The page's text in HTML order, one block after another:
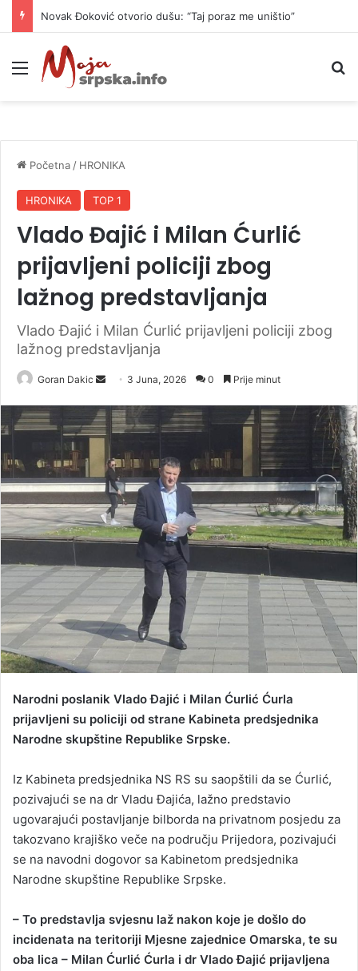
Novak Đoković otvorio dušu: “Taj poraz me uništio”
Meni
Početna / HRONIKA
HRONIKA TOP 1
Vlado Đajić i Milan Ćurlić
prijavljeni policiji zbog
lažnog predstavljanja
Vlado Đajić i Milan Ćurlić prijavljeni policiji zbog
lažnog predstavljanja
Goran Dakic
d
a
n
e
m
a
l
3 Juna, 2026 0 Prije minut
Narodni poslanik Vlado Đajić i Milan Ćurlić Ćurla
prijavljeni su policiji od strane Kabineta predsjednika
Narodne skupštine Republike Srpske.
Iz Kabineta predsjednika NS RS su saopštili da se Ćurlić,
pozivajući se na dr Vladu Đajića, lažno predstavio
ugovarajući postavljanje bilborda na privatnom posjedu za
takozvano krajiško veče na području Prijedora, pozivajući
se na navodni dogovor sa Kabinetom predsjednika
Narodne skupštine Republike Srpske.
– To predstavlja svjesnu laž nakon koje je došlo do
incidenata na teritoriji Mjesne zajednice Omarska, te su
oba lica – Milan Ćurlić Ćurla i dr Vlado Đajić prijavljena